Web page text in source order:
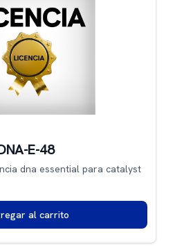
E-48
dna essential para catalyst
al carrito